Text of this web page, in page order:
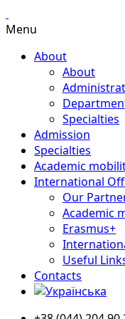
Menu
About
About
Specialties
Admission
Specialties
Academic
International
Our
Academic
Erasmus+
Useful
Contacts